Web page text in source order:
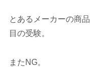
とあるメーカーの商
目の受験。
またNG。